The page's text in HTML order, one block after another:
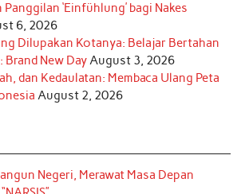
Panggilan ‘Einfühlung’ bagi Nakes
6, 2026
Dilupakan Kotanya: Belajar Bertahan
Brand New DayAugust 3, 2026
dan Kedaulatan: Membaca Ulang Peta
August 2, 2026
Negeri, Merawat Masa Depan